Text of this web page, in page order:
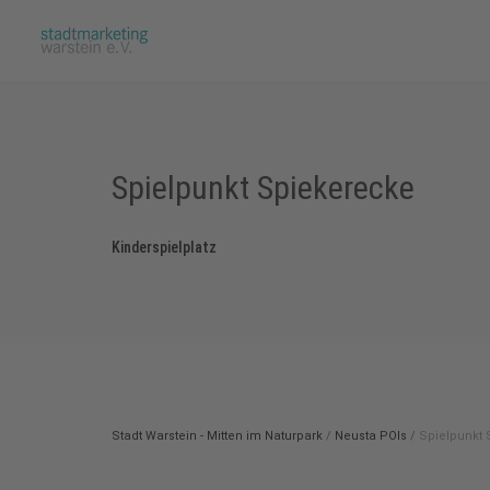
Spielpunkt Spiekerecke
Kinderspielplatz
Stadt Warstein - Mitten im Naturpark / Neusta POIs / Spielpunkt